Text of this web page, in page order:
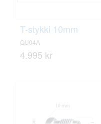
T-stykki 10mm
QU04A
4.995 kr